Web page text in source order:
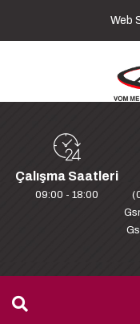
Web
Çalışma Saatleri
09:00 - 18:00